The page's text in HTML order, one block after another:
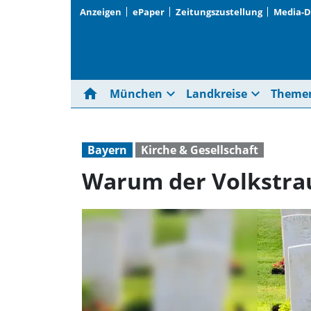
Anzeigen ePaper Zeitungszustellung Media-
home München expand_more Landkreise expand_more
Bayern Kirche & Gesellschaft
Warum der